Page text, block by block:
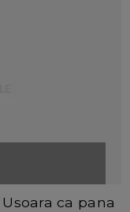
ca pana